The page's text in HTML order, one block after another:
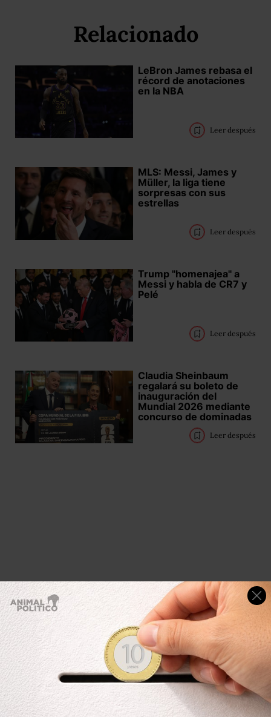
Relacionado
LeBron James rebasa el
récord de anotaciones
en la NBA
Leer después
MLS: Messi, James y
Müller, la liga tiene
sorpresas con sus
estrellas
Leer después
Trump "homenajea" a
Messi y habla de CR7 y
Pelé
Leer después
Claudia Sheinbaum
regalará su boleto de
inauguración del
Mundial 2026 mediante
concurso de dominadas
Leer después